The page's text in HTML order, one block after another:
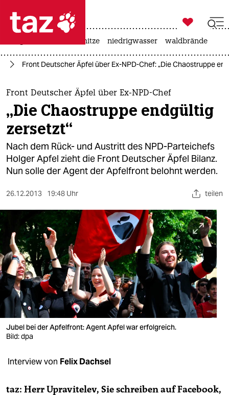
 taz zahl ich
taz zahl ich
themen
politik
öko
gesellschaft
sport
berlin
nord
wahrheit
verlag
verlag
veranstaltungen
shop

taz zahl ich
hitze niedrigwasser waldbrände
Front Deutscher Äpfel über Ex-NPD-Chef: „Die Chaostruppe
Front Deutscher Äpfel über Ex-NPD-Chef
„Die Chaostruppe endgültig
zersetzt“
Nach dem Rück- und Austritt des NPD-Parteichefs
Holger Apfel zieht die Front Deutscher Äpfel Bilanz.
Nun solle der Agent der Apfelfront belohnt werden.
26.12.2013 19:48 Uhr teilen
Jubel bei der Apfelfront: Agent Apfel war erfolgreich.
Bild: dpa
Interview von Felix Dachsel
taz: Herr Upravitelev, Sie schreiben auf Facebook,